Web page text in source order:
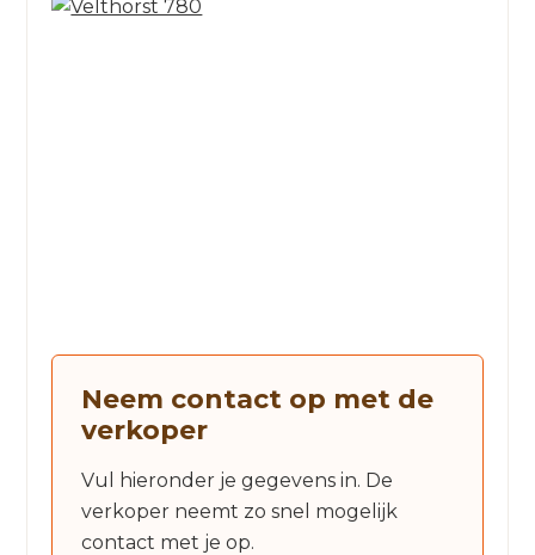
Neem contact op met de
verkoper
Vul hieronder je gegevens in. De
verkoper neemt zo snel mogelijk
contact met je op.